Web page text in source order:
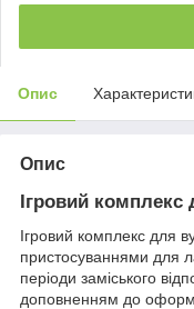
Опис
Опис
Ігровий комплекс
Ігровий комплекс для
пристосуваннями для
періоди заміського
доповненням до